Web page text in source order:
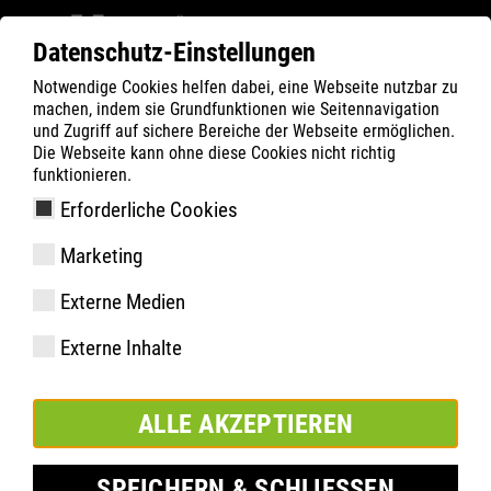
Datenschutz-Einstellungen
Notwendige Cookies helfen dabei, eine Webseite nutzbar zu
machen, indem sie Grundfunktionen wie Seitennavigation
und Zugriff auf sichere Bereiche der Webseite ermöglichen.
Die Webseite kann ohne diese Cookies nicht richtig
funktionieren.
Erforderliche Cookies
Marketing
Externe Medien
Externe Inhalte
ALLE AKZEPTIEREN
ATLAS Produkte
Filter
Flash 6405 XP BOA,Weite 13
| ESD